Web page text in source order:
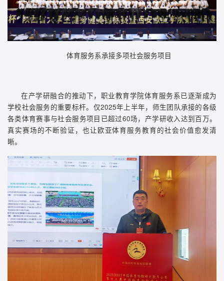
体育服务系承接多项社会服务项目
在产学研融合的推动下，职业教育学院体育服务系已逐渐成为
学校社会服务的重要标杆。仅2025年上半年，师生团队承接的各级
各类体育赛事与社会服务项目已超过60场，产学研收入达到百万。
真实赛场的不断验证，也让欧亚体育服务教育的社会价值愈发清
晰。